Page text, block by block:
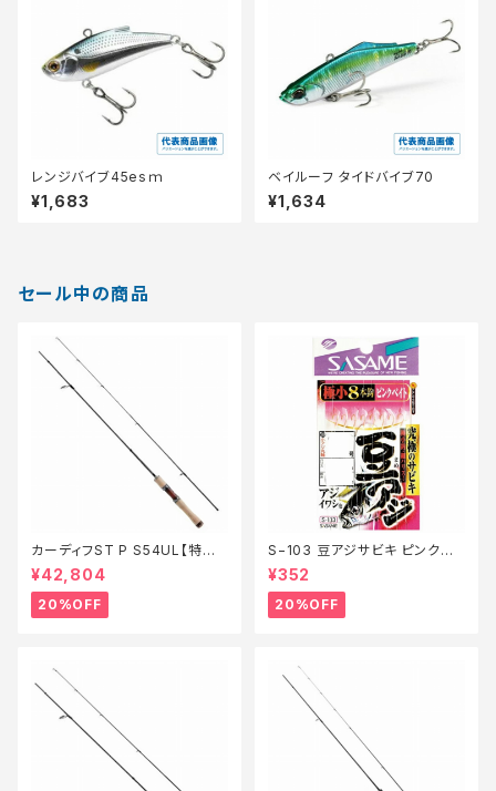
レンジバイブ45esｍ
¥1,683
ベイルーフ タイドバイブ70
¥1,634
セール中の商品
カーディフST P S54UL【特価
ロッド】【20】
¥42,804
20%OFF
S−103 豆アジサビキ ピンクベ
イト 1【特価仕掛】【20】
¥352
20%OFF